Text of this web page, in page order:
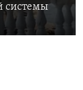
системы